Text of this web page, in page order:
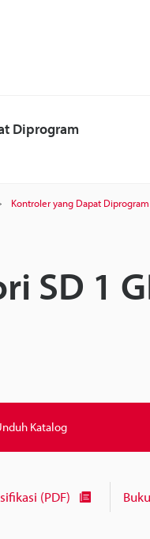
Diprogram
Kontroler yang Dapat Diprogram
SD 1
Katalog
(PDF)